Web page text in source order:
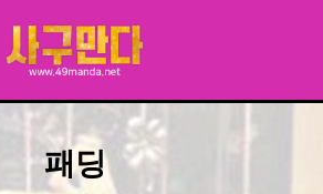
패딩